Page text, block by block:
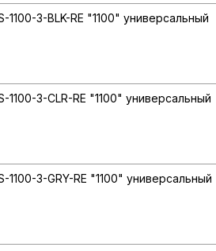
3-BLK-RE "1100" универсальный
3-CLR-RE "1100" универсальный
3-GRY-RE "1100" универсальный